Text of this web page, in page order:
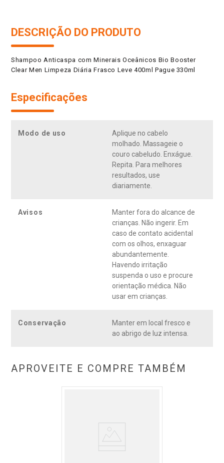
DESCRIÇÃO DO PRODUTO
Shampoo Anticaspa com Minerais Oceânicos Bio Booster
Clear Men Limpeza Diária Frasco Leve 400ml Pague 330ml
Especificações
Modo de uso
Aplique no cabelo
molhado. Massageie o
couro cabeludo. Enxágue.
Repita. Para melhores
resultados, use
diariamente.
Avisos
Manter fora do alcance de
crianças. Não ingerir. Em
caso de contato acidental
com os olhos, enxaguar
abundantemente.
Havendo irritação
suspenda o uso e procure
orientação médica. Não
usar em crianças.
Conservação
Manter em local fresco e
ao abrigo de luz intensa.
APROVEITE E COMPRE TAMBÉM